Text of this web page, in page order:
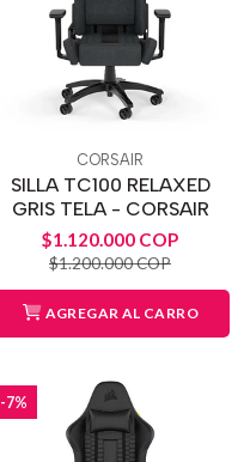
CORSAIR
SILLA TC100 RELAXED
GRIS TELA - CORSAIR
$1.120.000 COP
$1.200.000 COP
AGREGAR AL CARRO
-7%